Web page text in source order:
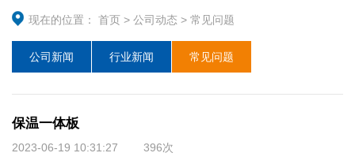
现在的位置： 首页 > 公司动态 > 常见问题
公司新闻 行业新闻 常见问题
保温一体板
2023-06-19 10:31:27 396次